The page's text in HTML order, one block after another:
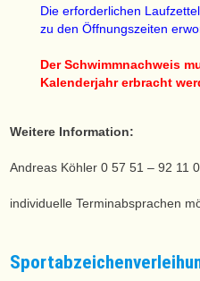
Die erforderlichen
zu den Öffnungszeiten
Der Schwimmnachweis
Kalenderjahr erbracht
Weitere Information:
Andreas Köhler 0 57 51 – 92 11
individuelle Terminabsprachen